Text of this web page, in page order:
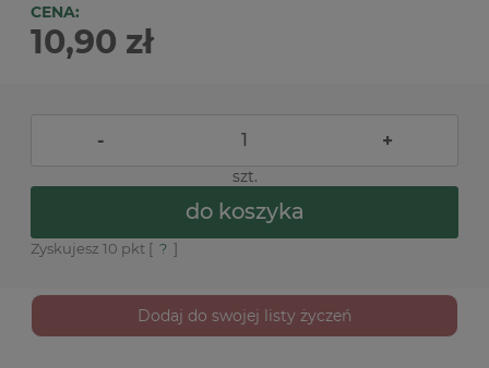
CENA:
10,90 zł
- +
szt.
do koszyka
Zyskujesz 10 pkt [ ? ]
Dodaj do swojej listy życzeń